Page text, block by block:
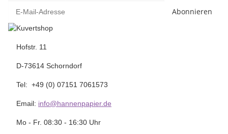
Abonnieren
Hofstr. 11
D-73614 Schorndorf
Tel: +49 (0) 07151 7061573
Email: info@hannenpapier.de
Mo - Fr. 08:30 - 16:30 Uhr